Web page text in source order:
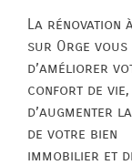
La rénovation
sur Orge vous
d’améliorer
confort de vie,
d’augmenter
de votre bien
immobilier et